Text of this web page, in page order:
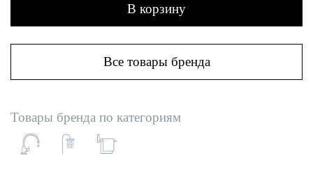
В корзину
Все товары бренда
Товары бренда по категориям